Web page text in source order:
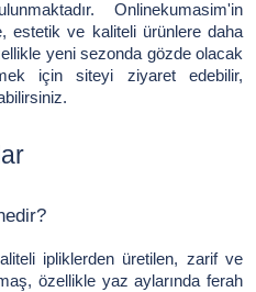
Onlinekumasim'in
estetik ve kaliteli ürünlere daha
yeni sezonda gözde olacak
için siteyi ziyaret edebilir,
ipliklerden üretilen, zarif ve
özellikle yaz aylarında ferah